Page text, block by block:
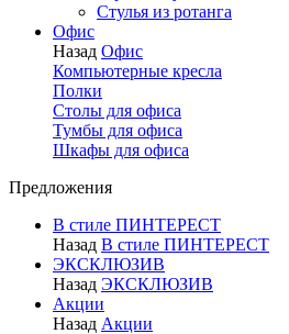
Стулья из ротанга
Офис
Назад Офис
Компьютерные кресла
Полки
Столы для офиса
Тумбы для офиса
Шкафы для офиса
Предложения
В стиле ПИНТЕРЕСТ
Назад В стиле ПИНТЕРЕСТ
ЭКСКЛЮЗИВ
Назад ЭКСКЛЮЗИВ
Акции
Назад Акции